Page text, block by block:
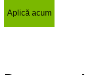
Aplică acum